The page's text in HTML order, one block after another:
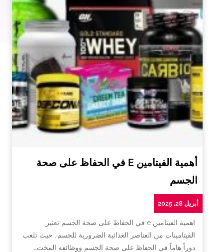
أهمية الفيتامين E في الحفاظ على صحة
الجسم
أبريل 28, 2025
اهمية الفيتامين e في الحفاظ على صحة الجسم تعتبر
الفيتامينات من العناصر الغذائية الضرورية للجسم، حيث تلعب
دوراً هاماً في الحفاظ على صحة الجسم ووظائفه المخت…